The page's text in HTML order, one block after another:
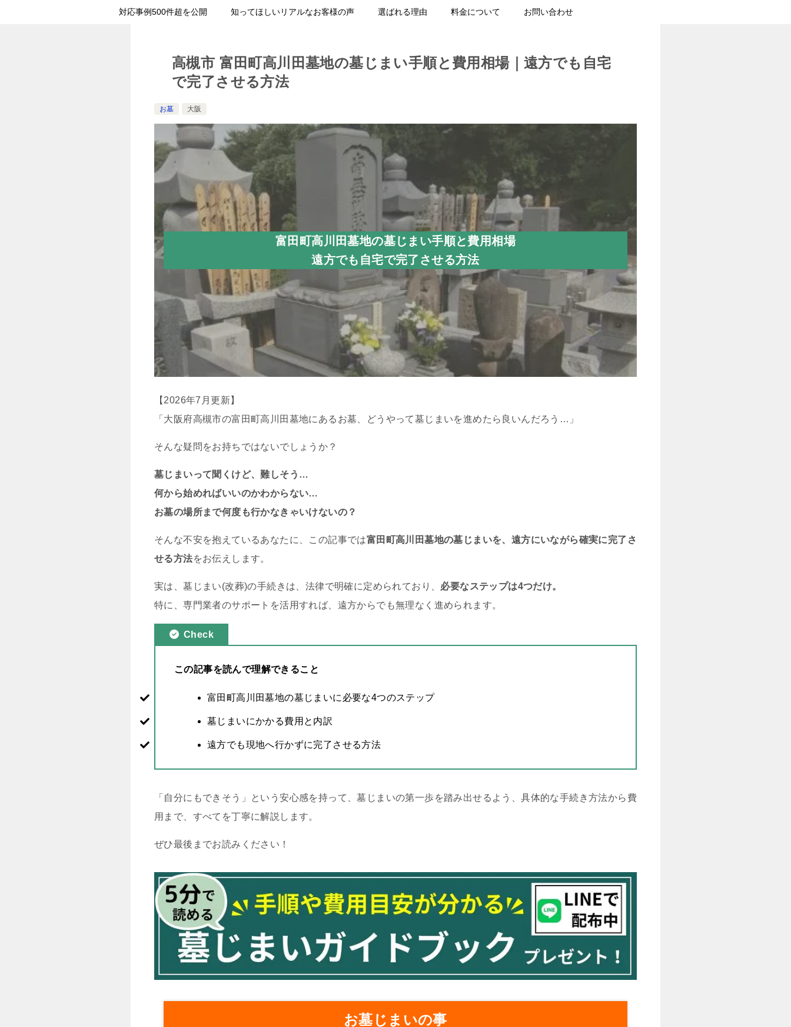
対応事例500件超を公開 知ってほしいリアルなお客様の声 選ばれる理由 料金について お問い合わせ
高槻市 富田町高川田墓地の墓じまい手順と費用相場｜遠方でも自宅
で完了させる方法
お墓 大阪
富田町高川田墓地の墓じまい手順と費用相場
遠方でも自宅で完了させる方法
【2026年7月更新】
「大阪府高槻市の富田町高川田墓地にあるお墓、どうやって墓じまいを進めたら良いんだろう…」
そんな疑問をお持ちではないでしょうか？
墓じまいって聞くけど、難しそう…
何から始めればいいのかわからない…
お墓の場所まで何度も行かなきゃいけないの？
そんな不安を抱えているあなたに、この記事では富田町高川田墓地の墓じまいを、遠方にいながら確実に完了さ
せる方法をお伝えします。
実は、墓じまい(改葬)の手続きは、法律で明確に定められており、 必要なステップは4つだけ。
特に、専門業者のサポートを活用すれば、遠方からでも無理なく進められます。
Check
この記事を読んで理解できること
富田町高川田墓地の墓じまいに必要な4つのステップ
墓じまいにかかる費用と内訳
遠方でも現地へ行かずに完了させる方法
「自分にもできそう」という安心感を持って、墓じまいの第一歩を踏み出せるよう、具体的な手続き方法から費
用まで、すべてを丁寧に解説します。
ぜひ最後までお読みください！
お墓じまいの事